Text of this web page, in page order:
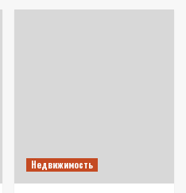
Недвижимость